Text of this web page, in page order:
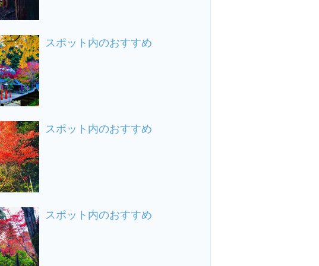
スポット内のおすすめ
スポット内のおすすめ
スポット内のおすすめ